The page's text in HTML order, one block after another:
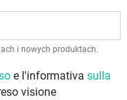
i nowych produktach.
e l'informativa sulla
visione